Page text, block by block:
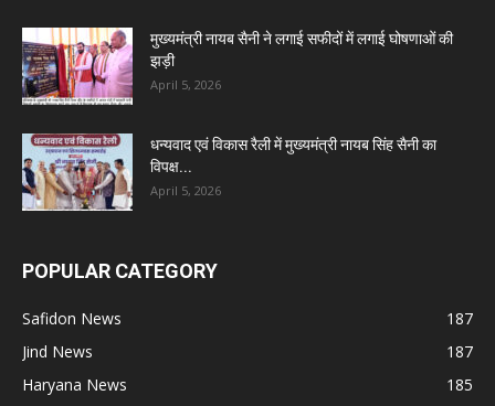
मुख्यमंत्री नायब सैनी ने लगाई सफीदों में लगाई घोषणाओं की
झड़ी
April 5, 2026
धन्यवाद एवं विकास रैली में मुख्यमंत्री नायब सिंह सैनी का
विपक्ष...
April 5, 2026
POPULAR CATEGORY
Safidon News
187
Jind News
187
Haryana News
185